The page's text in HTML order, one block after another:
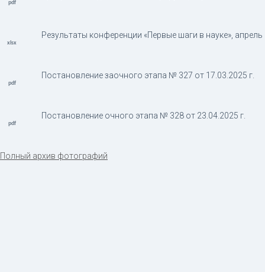
Результаты конференции «Первые шаги в науке», апрель
Постановление заочного этапа № 327 от 17.03.2025 г.
Постановление очного этапа № 328 от 23.04.2025 г.
Полный архив фотографий